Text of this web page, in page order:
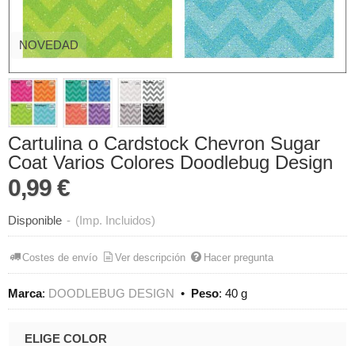
NOVEDAD
Cartulina o Cardstock Chevron Sugar
Coat Varios Colores Doodlebug Design
0,99 €
Disponible - (Imp. Incluidos)
Costes de envío Ver descripción Hacer pregunta
Marca: DOODLEBUG DESIGN • Peso: 40 g
ELIGE COLOR